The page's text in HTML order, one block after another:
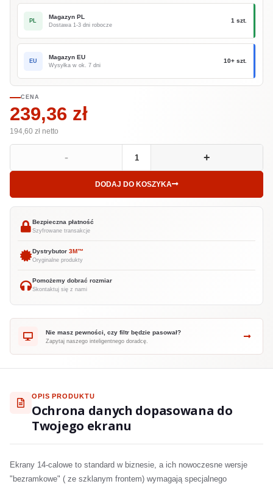
Nie masz pewności, czy filtr będzie pasował?
Zapytaj naszego inteligentnego doradcę.
PL
Magazyn PL
Dostawa 1-3 dni robocze
1 szt.
EU
Magazyn EU
Wysyłka w ok. 7 dni
10+ szt.
CENA
239,36 zł
194,60 zł netto
- +
DODAJ DO KOSZYKA
Bezpieczna płatność
Szyfrowane transakcje
Dystrybutor 3M™
Oryginalne produkty
Pomożemy dobrać rozmiar
Skontaktuj się z nami
OPIS PRODUKTU
Ochrona danych dopasowana do
Twojego ekranu
Ekrany 14-calowe to standard w biznesie, a ich nowoczesne wersje
"bezramkowe" ( ze szklanym frontem) wymagają specjalnego